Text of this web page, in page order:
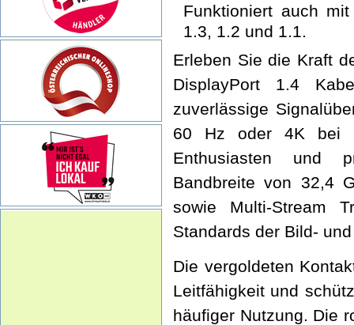
Funktioniert auch
1.3, 1.2 und 1.1.
Erleben Sie die Kraft
DisplayPort 1.4
zuverlässige
60 Hz oder 4K bei
Enthusiasten und
Bandbreite von 32,4
sowie Multi-Stream
Standards der Bild-
Die vergoldeten
Leitfähigkeit und
häufiger Nutzung. Die